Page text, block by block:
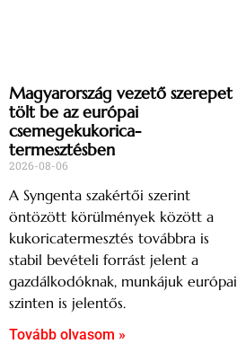
Magyarország vezető szerepet
tölt be az európai
csemegekukorica-
termesztésben
2026-08-06
A Syngenta szakértői szerint
öntözött körülmények között a
kukoricatermesztés továbbra is
stabil bevételi forrást jelent a
gazdálkodóknak, munkájuk európai
szinten is jelentős.
Tovább olvasom »